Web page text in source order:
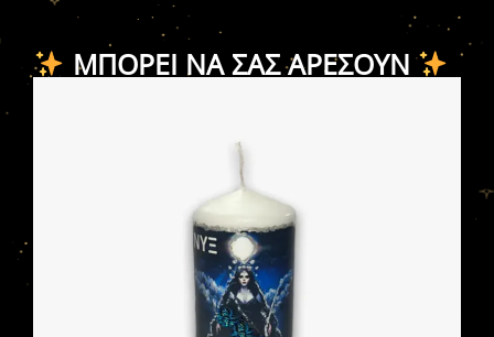
ΜΠΟΡΕΊ ΝΑ ΣΑΣ ΑΡΈΣΟΥΝ